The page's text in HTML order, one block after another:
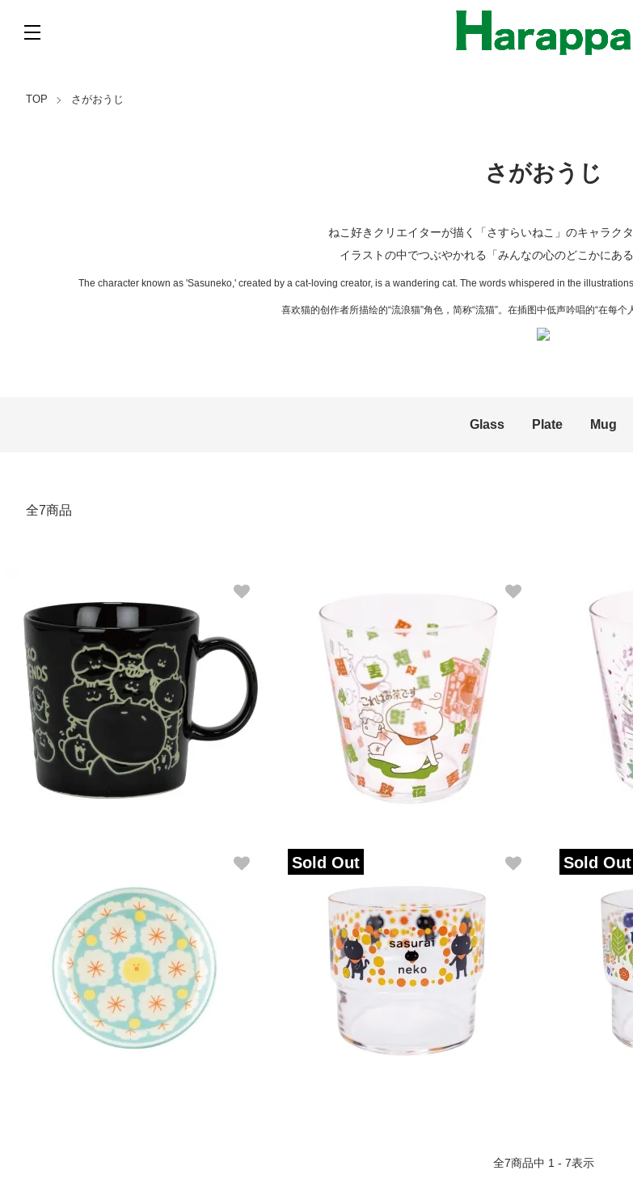
TOP さがおうじ
さがおうじ
ねこ好きクリエイターが描く「さすらいねこ」のキャラク
イラストの中でつぶやかれる「みんなの心のどこかにあ
The character known as 'Sasuneko,' created by a cat-loving creator, is a wandering cat. The words whispered in the
喜欢猫的创作者所描绘的“流浪猫”角色，简称“流猫”。在插图中低声吟唱的“在每个
Glass Plate Mug
全7商品
Mug
TUMBLER
これはお茶です
TUMBLER
ビーアとサ
SMALL DISH
アラビアのひよこ
Sold Out
STACKING GLASS
さすねこ
数量限定販売
Sold Out
STACKING
ほくおう
数量限定販
全7商品中 1 - 7表示